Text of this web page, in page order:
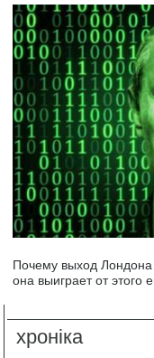
Почему выход
она выиграет от этого
хроніка